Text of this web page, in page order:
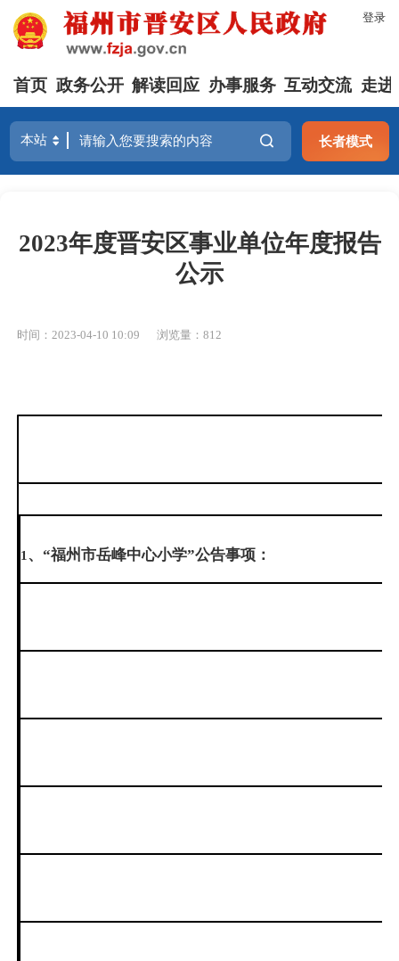
登录
首页 政务公开 解读回应 办事服务 互动交流 走进
长者模式
2023年度晋安区事业单位年度报告
公示
时间：2023-04-10 10:09 浏览量：812
1 、“福州市岳峰中心小学”公告事项：